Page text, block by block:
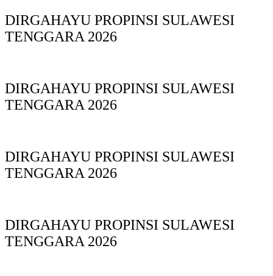
DIRGAHAYU PROPINSI SULAWESI
TENGGARA 2026
DIRGAHAYU PROPINSI SULAWESI
TENGGARA 2026
DIRGAHAYU PROPINSI SULAWESI
TENGGARA 2026
DIRGAHAYU PROPINSI SULAWESI
TENGGARA 2026